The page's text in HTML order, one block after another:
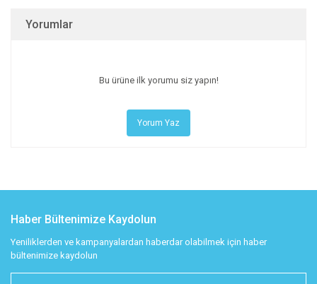
Yorumlar
Bu ürüne ilk yorumu siz yapın!
Yorum Yaz
Haber Bültenimize Kaydolun
Yeniliklerden ve kampanyalardan haberdar olabilmek için haber
bültenimize kaydolun